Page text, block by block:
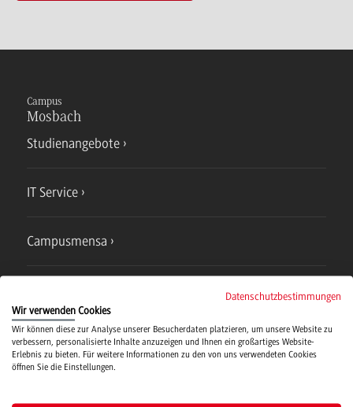
Campus
Mosbach
Studienangebote
IT Service
Campusmensa
Verwaltung
Datenschutzbestimmungen
Wir verwenden Cookies
Wir können diese zur Analyse unserer Besucherdaten platzieren, um unsere Website zu
verbessern, personalisierte Inhalte anzuzeigen und Ihnen ein großartiges Website-
Erlebnis zu bieten. Für weitere Informationen zu den von uns verwendeten Cookies
öffnen Sie die Einstellungen.